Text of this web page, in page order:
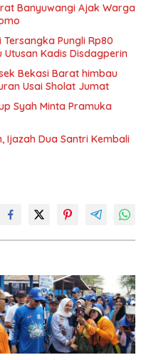
Banyuwangi Ajak Warga
Pungli Rp80
Utusan Kadis Disdagperin
Bekasi Barat himbau
Usai Sholat Jumat
Syah Minta Pramuka
Ijazah Dua Santri Kembali